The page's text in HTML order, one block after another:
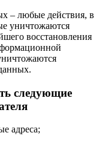
– любые действия, в
уничтожаются
восстановления
следующие
адреса;